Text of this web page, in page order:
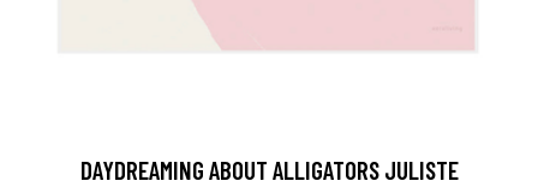
DAYDREAMING ABOUT ALLIGATORS JULISTE